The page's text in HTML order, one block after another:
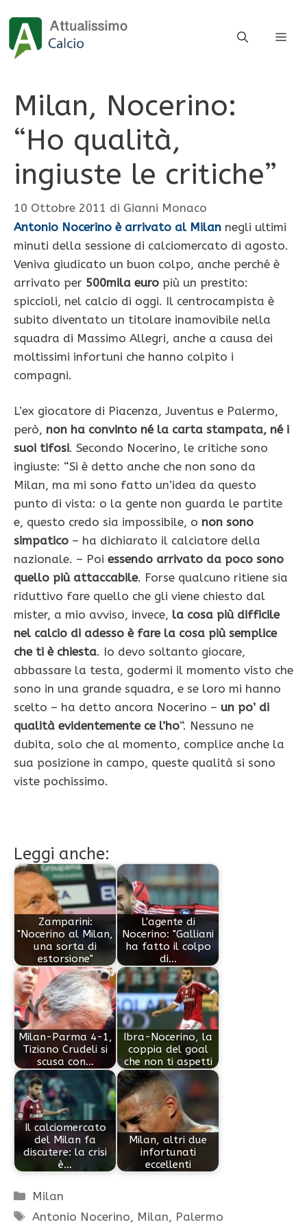
contenuto
Milan, Nocerino:
“Ho qualità,
ingiuste le critiche”
10 Ottobre 2011 di Gianni Monaco
Antonio Nocerino è arrivato al Milan negli ultimi
minuti della sessione di calciomercato di agosto.
Veniva giudicato un buon colpo, anche perché è
arrivato per 500mila euro più un prestito:
spiccioli, nel calcio di oggi. Il centrocampista è
subito diventato un titolare inamovibile nella
squadra di Massimo Allegri, anche a causa dei
moltissimi infortuni che hanno colpito i
compagni.
L’ex giocatore di Piacenza, Juventus e Palermo,
però, non ha convinto né la carta stampata, né i
suoi tifosi. Secondo Nocerino, le critiche sono
ingiuste: “Si è detto anche che non sono da
Milan, ma mi sono fatto un’idea da questo
punto di vista: o la gente non guarda le partite
e, questo credo sia impossibile, o non sono
simpatico – ha dichiarato il calciatore della
nazionale. – Poi essendo arrivato da poco sono
quello più attaccabile. Forse qualcuno ritiene sia
riduttivo fare quello che gli viene chiesto dal
mister, a mio avviso, invece, la cosa più difficile
nel calcio di adesso è fare la cosa più semplice
che ti è chiesta. Io devo soltanto giocare,
abbassare la testa, godermi il momento visto che
sono in una grande squadra, e se loro mi hanno
scelto – ha detto ancora Nocerino – un po’ di
qualità evidentemente ce l’ho“. Nessuno ne
dubita, solo che al momento, complice anche la
sua posizione in campo, queste qualità si sono
viste pochissimo.
Leggi anche:
Zamparini:
"Nocerino al Milan,
una sorta di
estorsione"
L'agente di
Nocerino: "Galliani
ha fatto il colpo
di…
Milan-Parma 4-1,
Tiziano Crudeli si
scusa con…
Ibra-Nocerino, la
coppia del goal
che non ti aspetti
Il calciomercato
del Milan fa
discutere: la crisi
è…
Milan, altri due
infortunati
eccellenti
Categorie
Milan
Tag
Antonio Nocerino, Milan, Palermo